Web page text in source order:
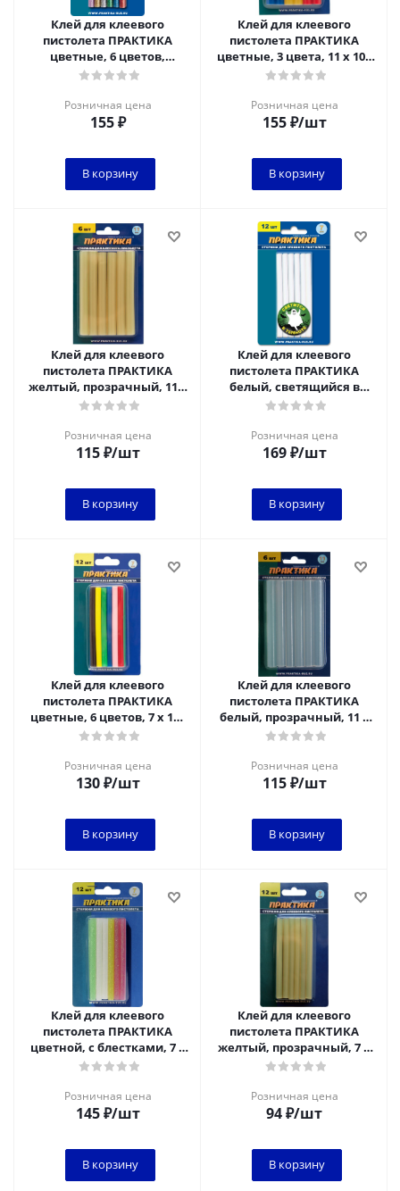
Клей для клеевого
пистолета ПРАКТИКА
цветные, 6 цветов,
металлик, 7 х 100 мм,
Розничная цена
155₽
В корзину
Клей для клеевого
пистолета ПРАКТИКА
цветные, 3 цвета, 11 х 100
мм, 6шт / блистер*
Розничная цена
155₽/шт
В корзину
Клей для клеевого
пистолета ПРАКТИКА
желтый, прозрачный, 11 х
100 мм, 6шт / блистер
Розничная цена
115₽/шт
В корзину
Клей для клеевого
пистолета ПРАКТИКА
белый, светящийся в
темноте, 7 х 100 мм, 12шт /
Розничная цена
169₽/шт
В корзину
Клей для клеевого
пистолета ПРАКТИКА
цветные, 6 цветов, 7 х 100
мм, 12шт / блистер*
Розничная цена
130₽/шт
В корзину
Клей для клеевого
пистолета ПРАКТИКА
белый, прозрачный, 11 х
100 мм, 6шт / блистер
Розничная цена
115₽/шт
В корзину
Клей для клеевого
пистолета ПРАКТИКА
цветной, с блестками, 7 х
100 мм, 12шт / блистер
Розничная цена
145₽/шт
В корзину
Клей для клеевого
пистолета ПРАКТИКА
желтый, прозрачный, 7 х
100 мм, 12шт / блистер
Розничная цена
94₽/шт
В корзину